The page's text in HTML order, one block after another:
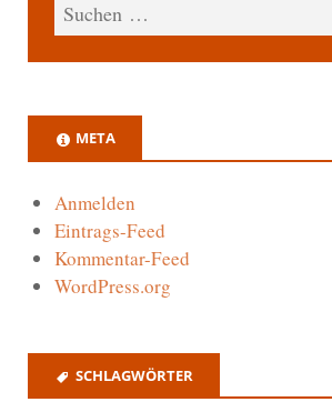
META
Anmelden
Eintrags-Feed
Kommentar-Feed
WordPress.org
SCHLAGWÖRTER